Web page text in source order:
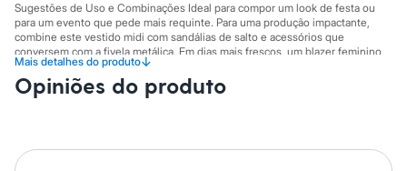
Moda praia
Biquínis
Maiôs
Saídas de praia
Personagens
Plus size
Casacos e Jaquetas
Jeans
Sugestões de Uso e Combinações Ideal para compor um look de festa ou
para um evento que pede mais requinte. Para uma produção impactante,
combine este vestido midi com sandálias de salto e acessórios que
conversem com a fivela metálica. Em dias mais frescos, um blazer feminino
ou uma estola complementam o visual com elegância, tornando-o uma peça
versátil para o seu guarda-roupa.
Mais detalhes do produto↓
Opiniões do produto